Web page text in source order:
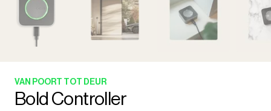
VAN POORT TOT DEUR
Bold Controller